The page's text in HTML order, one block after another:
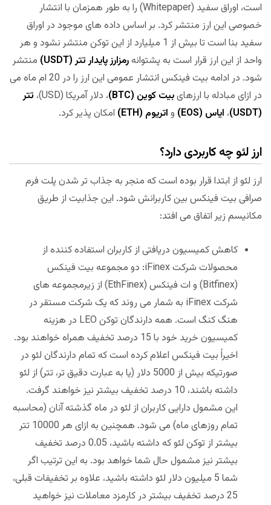
است، اوراق سفید (Whitepaper) را به طور همزمان با انتشار
خصوصی این ارز منتشر کرد. بر اساس داده های موجود در اوراق
سفید بنا است تا بیش از 1 میلیارد از این توکن منتشر نشود و هر
واحد از این ارز قرار است به پشتوانهرمزارز پایدار تتر (USDT)
منتشر
شود. در ادامه بیت فینکس انتشار عمومی این ارز را در 20 ام ماه می
در ازای مبادله با ارزهایبیت کوین (BTC) ، دلار آمریکا (USD)،
تتر
(USDT)
، ایاس (EOS) و اتریوم (ETH) امکان پذیر کرد.
ارز لئو چه کاربردی دارد؟
ارز لئو از ابتدا قرار بوده است که منجر به جذاب تر شدن پلت فرم
صرافی بیت فینکس بین کاربرانش شود. این جذابیت از طریق
مکانیسم زیر اتفاق می افتد:
کاهش کمیسیون دریافتی از کاربران استفاده کننده از
محصولات شرکت iFinex: دو مجموعه بیت فینکس
(Bitfinex) و ات فینکس (EthFinex) از زیرمجموعه های
شرکت iFinex به شمار می روند که یک شرکت مستقر در
هنگ کنگ است. همه دارندگان توکن LEO در هزینه
کمیسیون خرید خود با 15 درصد تخفیف همراه خواهند بود.
اخیراً بیت فینکس اعلام کرده است که تمام دارندگان لئو در
صورتیکه بیش از 5000 دلار (یا به عبارت دقیق تر، تتر) از لئو
داشته باشند، 10 درصد تخفیف بیشتر نیز خواهند گرفت.
این مشمول دارایی کاربران از لئو در ماه گذشته آنان (محاسبه
تمام روزهای ماه) می شود. همچنین به ازای هر 10000 تتر
بیشتر از توکن لئو که داشته باشید، 0.05 درصد تخفیف
بیشتر نیز مشمول حال شما خواهد بود. به این ترتیب اگر
شما 5 میلیون دلار لئو داشته باشید، علاوه بر تخفیفات قبلی،
25 درصد تخفیف بیشتر در کارمزد معاملات نیز خواهید